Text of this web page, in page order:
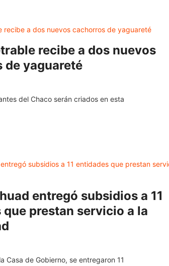
recibe a dos nuevos
de yaguareté
del Chaco serán criados en esta
entregó subsidios a 11
que prestan servicio a la
Casa de Gobierno, se entregaron 11